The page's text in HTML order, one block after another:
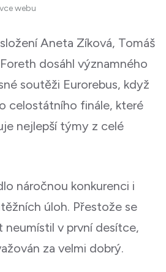
webu
Aneta Zíková, Tomáš
dosáhl významného
soutěži Eurorebus, když
celostátního finále, které
nejlepší týmy z celé
náročnou konkurenci i
úloh. Přestože se
v první desítce,
za velmi dobrý.